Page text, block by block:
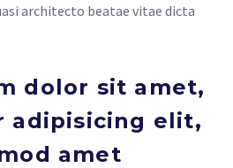
architecto beatae vitae dicta
dolor sit amet,
adipisicing elit,
amet